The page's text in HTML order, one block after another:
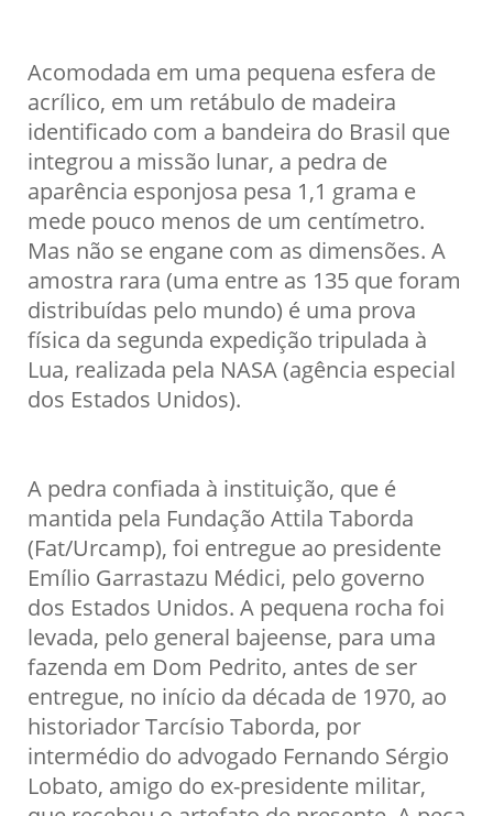
Acomodada em uma pequena esfera de
acrílico, em um retábulo de madeira
identificado com a bandeira do Brasil que
integrou a missão lunar, a pedra de
aparência esponjosa pesa 1,1 grama e
mede pouco menos de um centímetro.
Mas não se engane com as dimensões. A
amostra rara (uma entre as 135 que foram
distribuídas pelo mundo) é uma prova
física da segunda expedição tripulada à
Lua, realizada pela NASA (agência especial
dos Estados Unidos).
A pedra confiada à instituição, que é
mantida pela Fundação Attila Taborda
(Fat/Urcamp), foi entregue ao presidente
Emílio Garrastazu Médici, pelo governo
dos Estados Unidos. A pequena rocha foi
levada, pelo general bajeense, para uma
fazenda em Dom Pedrito, antes de ser
entregue, no início da década de 1970, ao
historiador Tarcísio Taborda, por
intermédio do advogado Fernando Sérgio
Lobato, amigo do ex-presidente militar,